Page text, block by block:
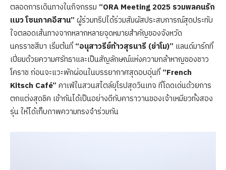
ตลอดการเดินทางในกิจกรรม “ORA Meeting 2025 รวมพลคนรัก
แมว โซนภาคอีสาน” ผู้ร่วมทริปได้ร่วมสัมผัสประสบการณ์สุดประทับ
ใจตลอดเส้นทางจากหลากหลายจุดหมายสำคัญของจังหวัด
นครราชสีมา เริ่มต้นที่ “อนุสาวรีย์ท้าวสุรนารี (ย่าโม)” แลนด์มาร์กที่
เปี่ยมด้วยความศรัทธาและเป็นสัญลักษณ์แห่งความกล้าหาญของชาว
โคราช ก่อนจะแวะพักผ่อนในบรรยากาศสุดอบอุ่นที่ “French
Kitsch Café” คาเฟ่ในสวนสไตล์ยุโรปสุดวินเทจ ที่โดดเด่นด้วยการ
ตกแต่งสุดชิค เข้ากันได้เป็นอย่างดีกับคาราวานของเจ้าเหมียวทั้งสอง
รุ่น ให้ได้เก็บภาพความทรงจำร่วมกัน